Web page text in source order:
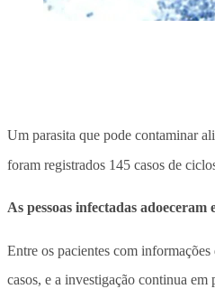
Um parasita que pode contaminar
foram registrados 145 casos de
As pessoas infectadas
Entre os pacientes com
casos, e a investigação continua em